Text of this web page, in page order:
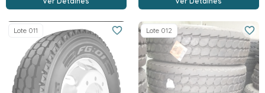
Lote 011 Lote 012